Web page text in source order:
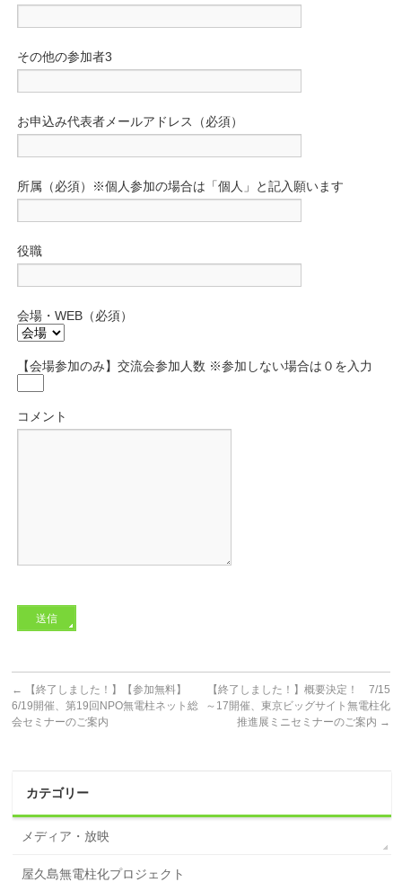
その他の参加者3
お申込み代表者メールアドレス（必須）
所属（必須）※個人参加の場合は「個人」と記入願います
役職
会場・WEB（必須）
【会場参加のみ】交流会参加人数 ※参加しない場合は０を入力
コメント
←
【終了しました！】【参加無料】
6/19開催、第19回NPO無電柱ネット総
会セミナーのご案内
【終了しました！】概要決定！ 7/15
～17開催、東京ビッグサイト無電柱化
推進展ミニセミナーのご案内 →
カテゴリー
メディア・放映
屋久島無電柱化プロジェクト